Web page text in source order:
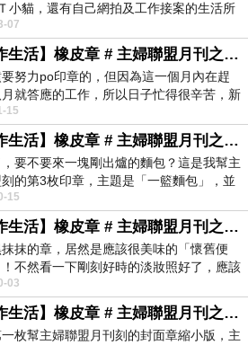
小貓，還有自己網拍及工作接案的生活所
力和疲...
07
【手作生活】橡皮章 # 主婦聯盟月刊之黃肉大西瓜
努力po印章的，但因為這一個月內在趕
就答應的工作，所以日子忙得很辛苦，新
又是...
15
【手作生活】橡皮章 # 主婦聯盟月刊之藤籃麵包
要不要來一塊剛出爐的麵包？這是我幫主
的第3枚印章，主題是「一籃麵包」，並
合作...
15
【手作生活】橡皮章 # 主婦聯盟月刊之懷舊便當
抹的章，居然是應該很美味的「懷舊便
不然看一下剛刻好時的淡妝照好了，應該
胃口。...
03
【手作生活】橡皮章 # 主婦聯盟月刊之稻間鴨
枚幫主婦聯盟月刊刻的封面章縮小版，主